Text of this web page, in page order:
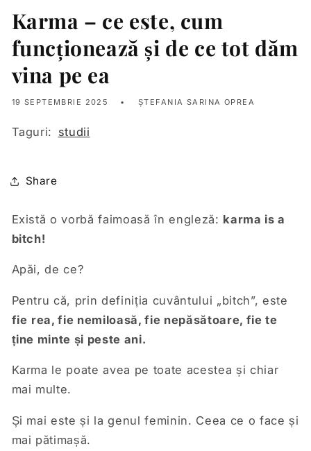
Karma – ce este, cum
funcționează și de ce tot dăm
vina pe ea
19 SEPTEMBRIE 2025 ȘTEFANIA SARINA OPREA
Taguri: studii
Share
Există o vorbă faimoasă în engleză: karma is a
bitch!
Apăi, de ce?
Pentru că, prin definiția cuvântului „bitch”, este
fie rea, fie nemiloasă, fie nepăsătoare, fie te
ține minte și peste ani.
Karma le poate avea pe toate acestea și chiar
mai multe.
Și mai este și la genul feminin. Ceea ce o face și
mai pătimașă.